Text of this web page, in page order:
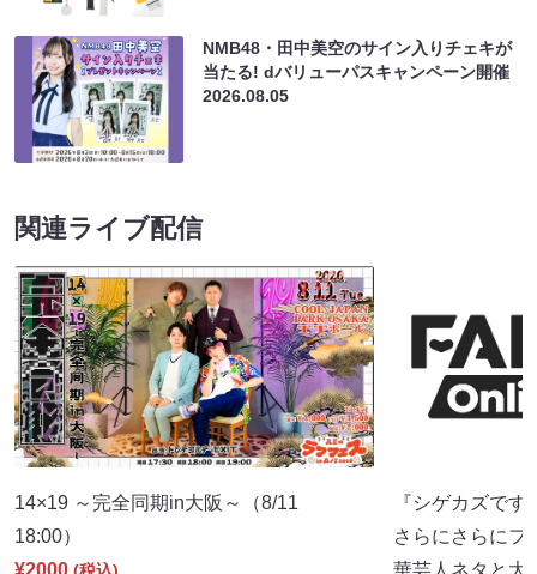
NMB48・田中美空のサイン入りチェキが
当たる! dバリューパスキャンペーン開催
2026.08.05
関連ライブ配信
14×19 ～完全同期in大阪～（8/11
18:00）
『シゲカズで
さらにさらにフ